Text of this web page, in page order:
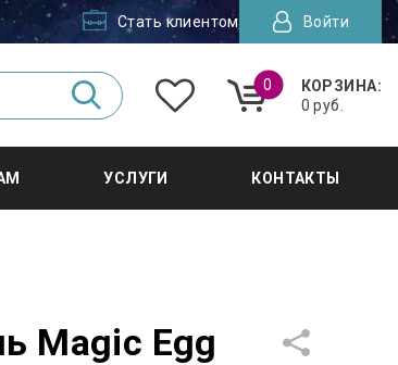
Стать клиентом Войти
0
КОРЗИНА:
0 руб.
УСЛУГИ КОНТАКТЫ
Magic Egg